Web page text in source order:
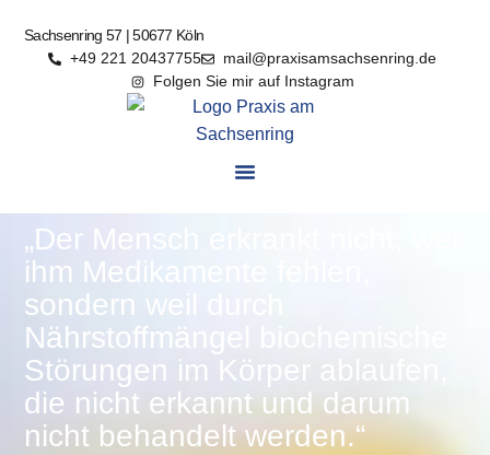
Sachsenring 57 | 50677 Köln
+49 221 20437755
mail@praxisamsachsenring.de
Folgen Sie mir auf Instagram
„Der Mensch erkrankt nicht, weil
ihm Medikamente fehlen,
sondern weil durch
Nährstoffmängel biochemische
Störungen im Körper ablaufen,
die nicht erkannt und darum
nicht behandelt werden.“